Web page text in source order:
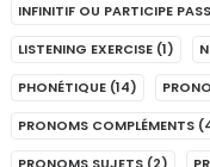
INFINITIF OU PARTICIPE
LISTENING EXERCISE (1)
PHONÉTIQUE (14)
PRONOMS COMPLÉMENTS